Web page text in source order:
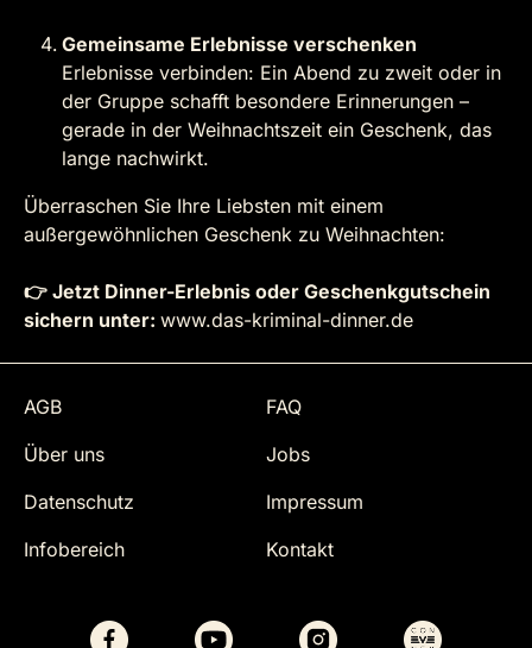
Gemeinsame Erlebnisse verschenken
Erlebnisse verbinden: Ein Abend zu zweit oder in
der Gruppe schafft besondere Erinnerungen –
gerade in der Weihnachtszeit ein Geschenk, das
lange nachwirkt.
Überraschen Sie Ihre Liebsten mit einem
außergewöhnlichen Geschenk zu Weihnachten:
👉 Jetzt Dinner-Erlebnis oder Geschenkgutschein
sichern unter: www.das-kriminal-dinner.de
AGB
FAQ
Über uns
Jobs
Datenschutz
Impressum
Infobereich
Kontakt